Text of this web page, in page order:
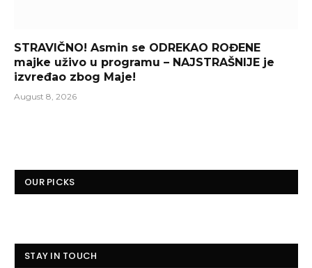
STRAVIČNO! Asmin se ODREKAO ROĐENE
majke uživo u programu – NAJSTRAŠNIJE je
izvređao zbog Maje!
August 8, 2026
OUR PICKS
STAY IN TOUCH